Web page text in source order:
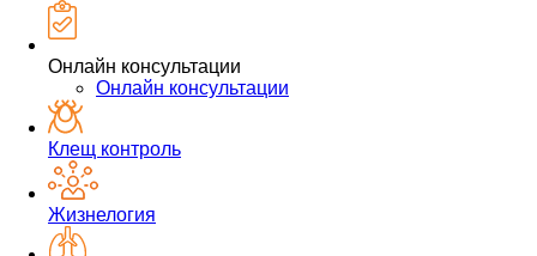
Онлайн консультации
Онлайн консультации
Клещ контроль
Жизнелогия